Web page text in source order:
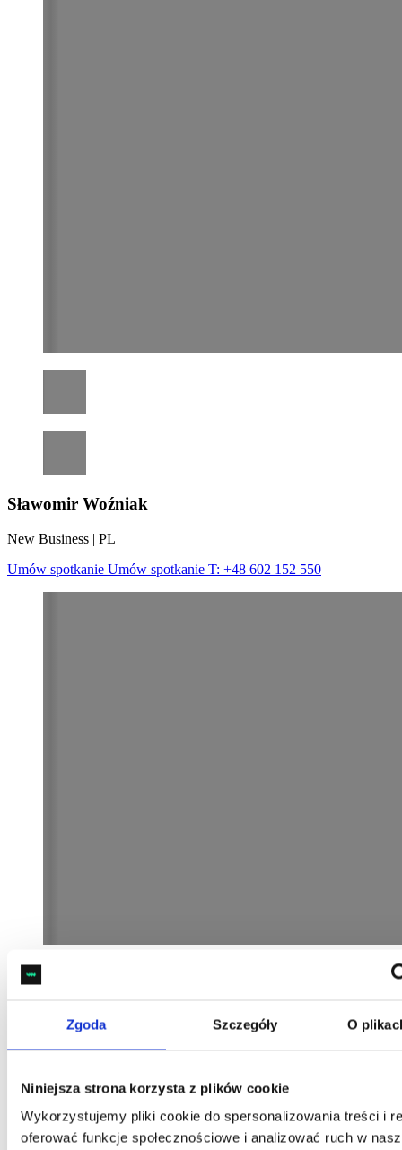
Zgoda Szczegóły O
Niniejsza strona korzysta z plików cookie
Wykorzystujemy pliki cookie do spersonalizowania treści i
oferować funkcje społecznościowe i analizować ruch w
Sławomir Woźniak
New Business | PL
Umów spotkanie Umów spotkanie T: +48 602 152 550